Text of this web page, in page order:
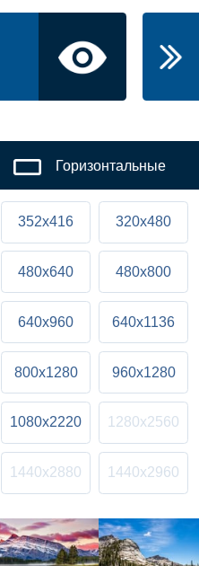
Горизонтальные
352x416 320x480
480x640 480x800
640x960 640x1136
800x1280 960x1280
1080x2220 1280x2560
1440x2880 1440x2960